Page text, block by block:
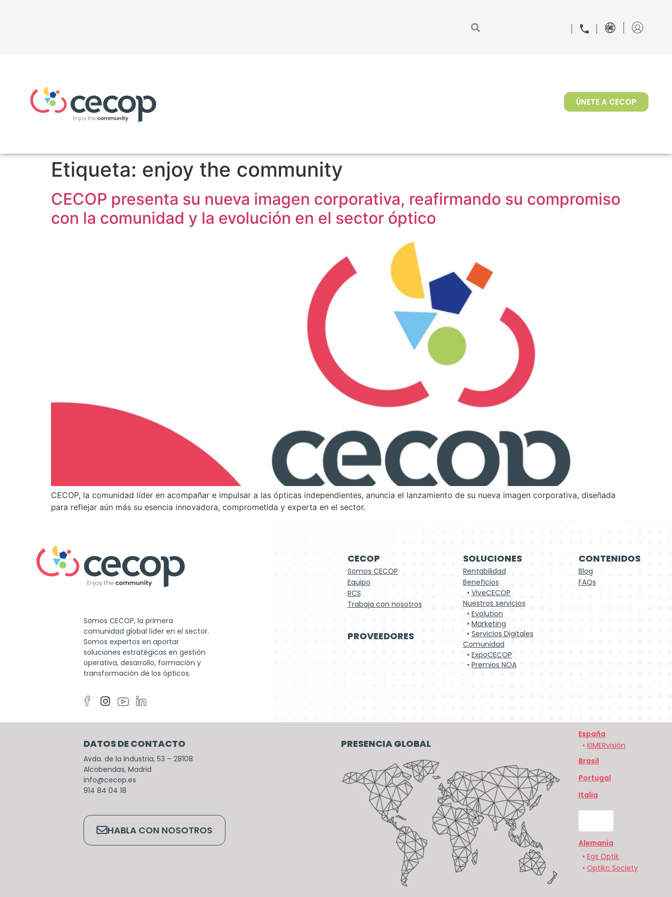
ÚNETE A CECOP
Etiqueta: enjoy the community
CECOP presenta su nueva imagen corporativa, reafirmando su compromiso
con la comunidad y la evolución en el sector óptico
CECOP, la comunidad líder en acompañar e impulsar a las ópticas independientes, anuncia el lanzamiento de su nueva imagen corporativa, diseñada
para reflejar aún más su esencia innovadora, comprometida y experta en el sector.
Somos CECOP, la primera
comunidad global líder en el sector.
Somos expertos en aportar
soluciones estratégicas en gestión
operativa, desarrollo, formación y
transformación de los ópticos.
CECOP
Somos CECOP
Equipo
RCS
Trabaja con nosotros
PROVEEDORES
SOLUCIONES
Rentabilidad
Beneficios
• ViveCECOP
Nuestros servicios
• Evolution
• Marketing
• Servicios Digitales
Comunidad
• ExpoCECOP
• Premios NOA
CONTENIDOS
Blog
FAQs
DATOS DE CONTACTO
Avda. de la Industria, 53 – 28108
Alcobendas, Madrid
info@cecop.es
914 84 04 18
HABLA CON NOSOTROS
PRESENCIA GLOBAL
España
• KIMERvisión
Brasil
Portugal
Italia
Alemania
• Egs Optik
• Optikc Society